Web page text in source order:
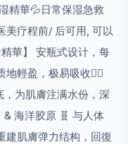
精華💦日常保湿急救
美疗程前/ 后可用, 可以
華】 安瓶式设计，每
輕盈，极易吸收👍🏻
，为肌膚注满水份，深
海洋胶原 🧬 与人体
建肌膚弹力结构，回復